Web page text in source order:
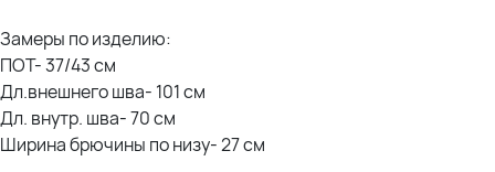
Замеры по изделию:
ПОТ- 37/43 см
Дл.внешнего шва- 101 см
Дл. внутр. шва- 70 см
Ширина брючины по низу- 27 см